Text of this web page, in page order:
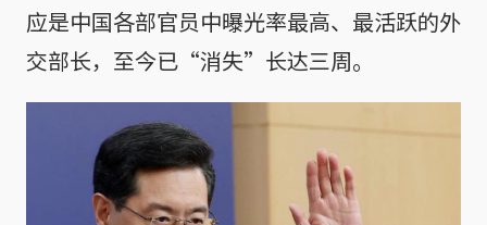
应是中国各部官员中曝光率最高、最活跃的外
交部长，至今已“消失”长达三周。